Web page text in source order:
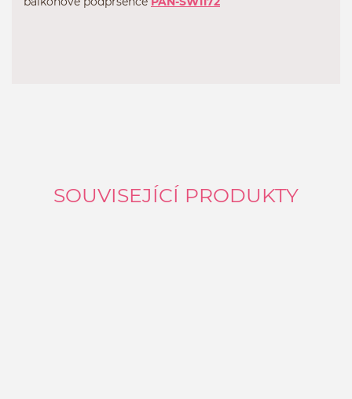
SOUVISEJÍCÍ PRODUKTY